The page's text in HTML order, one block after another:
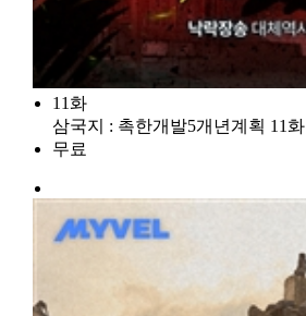
11화
삼국지 : 촉한개발5개년계획 11화
무료